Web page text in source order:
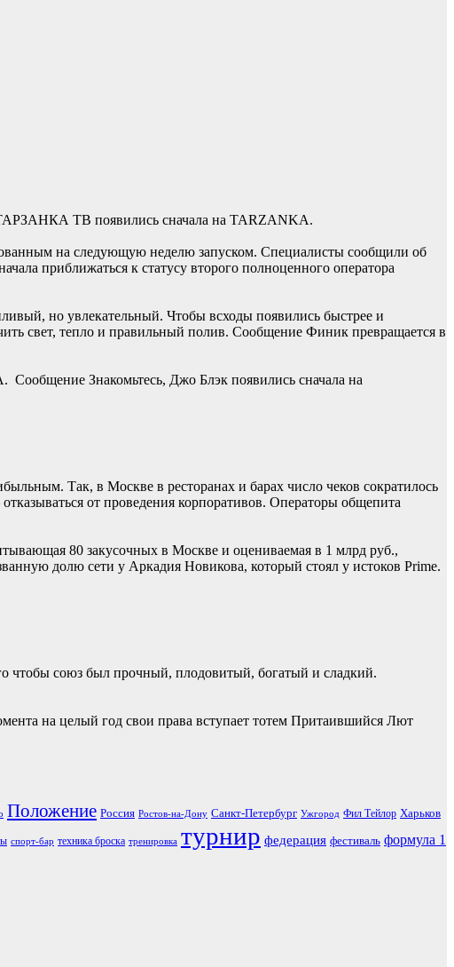
ТВ появились сначала на TARZANKA.
на следующую неделю запуском. Специалисты сообщили об
приближаться к статусу второго полноценного оператора
но увлекательный. Чтобы всходы появились быстрее и
свет, тепло и правильный полив. Сообщение Финик превращается в
Знакомьтесь, Джо Блэк появились сначала на
Так, в Москве в ресторанах и барах число чеков сократилось
от проведения корпоративов. Операторы общепита
80 закусочных в Москве и оцениваемая в 1 млрд руб.,
долю сети у Аркадия Новикова, который стоял у истоков Prime.
чтобы союз был прочный, плодовитый, богатый и сладкий.
на целый год свои права вступает тотем Притаившийся Лют
Положение Россия Ростов-на-Дону Санкт-Петербург Ужгород Фил Тейлор Харьков
спорт-бар техника броска тренировка турнир федерация фестиваль формула 1